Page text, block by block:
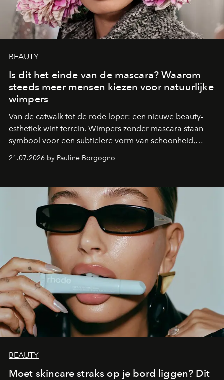
BEAUTY
Is dit het einde van de mascara? Waarom
steeds meer mensen kiezen voor natuurlijke
wimpers
Van de catwalk tot de rode loper: een nieuwe beauty-
esthetiek wint terrein. Wimpers zonder mascara staan
symbool voor een subtielere vorm van schoonheid,
aan make-up.
21.07.2026 by Pauline Borgogno
BEAUTY
Moet skincare straks op je bord liggen? Dit